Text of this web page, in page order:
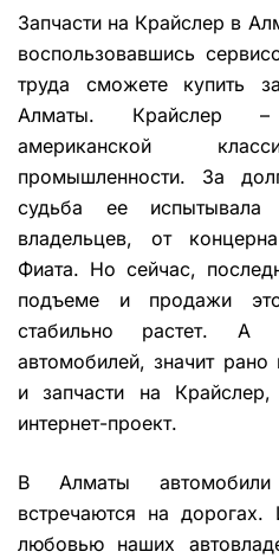
Запчасти на Крайслер в
воспользовавшись
труда сможете купить
Алматы. Крайслер –
американской
промышленности. За
судьба ее испытывала
владельцев, от
Фиата. Но сейчас,
подъеме и продажи
стабильно растет. А
автомобилей, значит
и запчасти на
интернет-проект.
В Алматы
встречаются на
любовью наших